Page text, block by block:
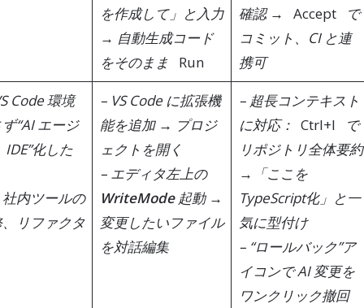
を作成して」と入力
→ 自動生成コード
をそのまま
Run
確認 →
Accept
で
コミット、CI と連
携可
Code 環境
“AI エージ
IDE”化した
社内ツールの
リファクタ
– VS Code に拡張機
能を追加 → プロジ
ェクトを開く
– エディタ左上の
WriteMode起動 →
変更したいファイル
を対話編集
– 超長コンテキスト
に対応： Ctrl+I
で
リポジトリ全体要約
→「ここを
TypeScript化」と一
気に型付け
– “ロールバック”ア
イコンで AI 変更を
ワンクリック撤回